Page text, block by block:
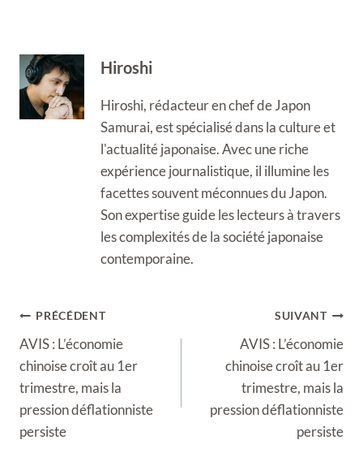
Hiroshi
Hiroshi, rédacteur en chef de Japon
Samurai, est spécialisé dans la culture et
l'actualité japonaise. Avec une riche
expérience journalistique, il illumine les
facettes souvent méconnues du Japon.
Son expertise guide les lecteurs à travers
les complexités de la société japonaise
contemporaine.
Navigation
de
l’article
PRÉCÉDENT
AVIS : L’économie
chinoise croît au 1er
trimestre, mais la
pression déflationniste
persiste
SUIVANT
AVIS : L’économie
chinoise croît au 1er
trimestre, mais la
pression déflationniste
persiste